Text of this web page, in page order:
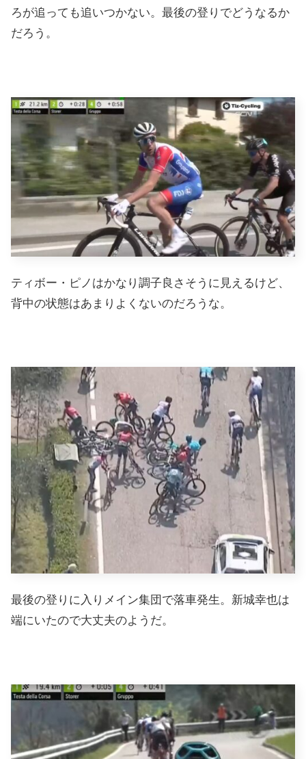
ろが追っても追いつかない。最後の登りでどうなるか
だろう。
ティボー・ピノはかなり調子良さそうに見えるけど、
背中の状態はあまりよくないのだろうな。
最後の登りに入りメイン集団で落車発生。新城幸也は
端にいたので大丈夫のようだ。